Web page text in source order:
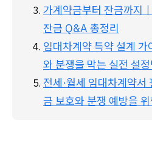
가계약금부터 잔금까지
잔금 Q&A 총정리
임대차계약 특약 설계
와 분쟁을 막는 실전 설정
전세·월세 임대차계약
금 보호와 분쟁 예방을